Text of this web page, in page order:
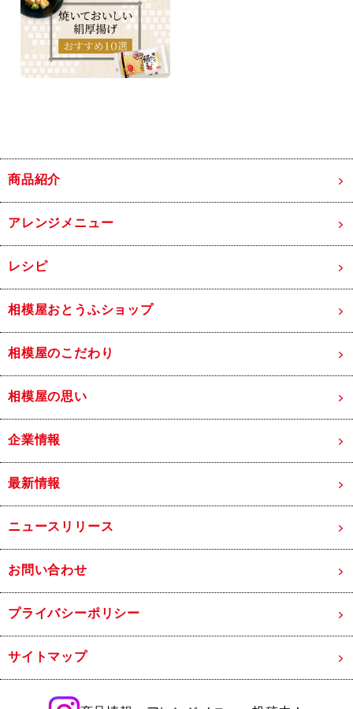
商品紹介
アレンジメニュー
レシピ
相模屋おとうふショップ
相模屋のこだわり
相模屋の思い
企業情報
最新情報
ニュースリリース
お問い合わせ
プライバシーポリシー
サイトマップ